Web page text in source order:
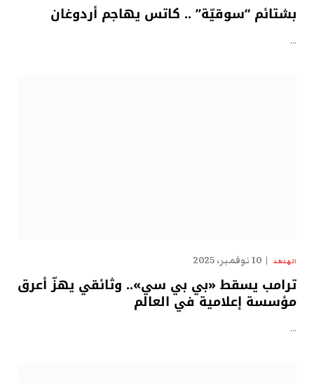
بشتائم “سوقيّة” .. كاتس يهاجم أردوغان
…
الهدهد 10 نوفمبر، 2025
ترامب يسقط «بي بي سي».. وثائقي يهزّ أعرق
مؤسسة إعلامية في العالم
…